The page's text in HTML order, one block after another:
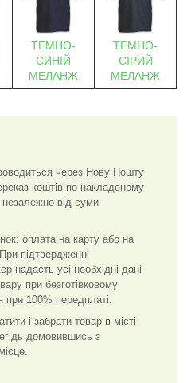
ТЕМНО-
СИНІЙ
МЕЛАНЖ
ТЕМНО-
СІРИЙ
МЕЛАНЖ
через Нову Пошту
коштів по накладеному
незалежно від суми
оплата на карту або на
підтвердженні
надасть усі необхідні дані
при безготівковому
при 100% передплаті.
і забрати товар в місті
домовившись з